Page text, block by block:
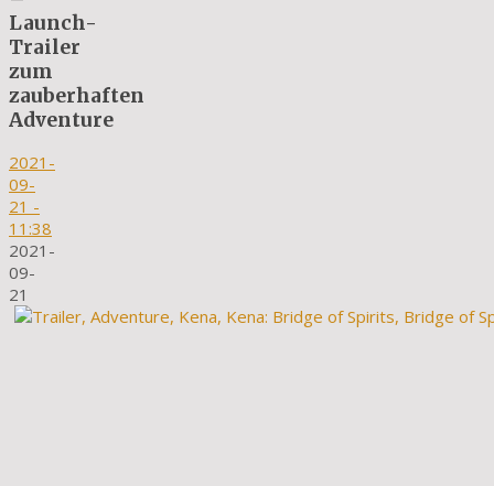
Launch-
Trailer
zum
zauberhaften
Adventure
2021-
09-
21 -
11:38
2021-
09-
21